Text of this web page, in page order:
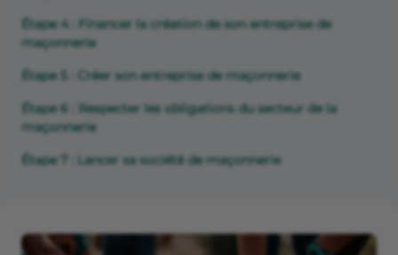
Étape 4 : Financer la création de son entreprise de
maçonnerie
Étape 5 : Créer son entreprise de maçonnerie
Étape 6 : Respecter les obligations du secteur de la
maçonnerie
Étape 7 : Lancer sa société de maçonnerie